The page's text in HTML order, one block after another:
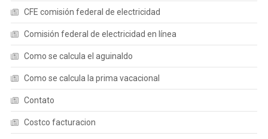
CFE comisión federal de electricidad
Comisión federal de electricidad en línea
Como se calcula el aguinaldo
Como se calcula la prima vacacional
Contato
Costco facturacion